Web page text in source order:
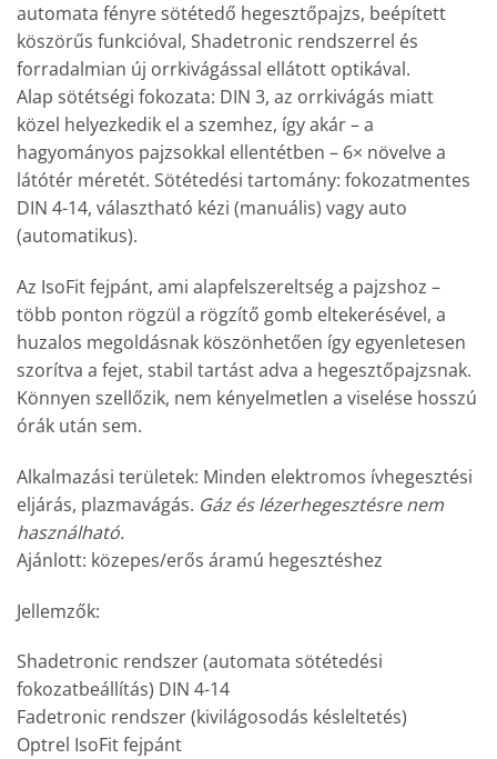
automata fényre sötétedő hegesztőpajzs, beépített
köszörűs funkcióval, Shadetronic rendszerrel és
forradalmian új orrkivágással ellátott optikával.
Alap sötétségi fokozata: DIN 3, az orrkivágás miatt
közel helyezkedik el a szemhez, így akár – a
hagyományos pajzsokkal ellentétben – 6× növelve a
látótér méretét. Sötétedési tartomány: fokozatmentes
DIN 4-14, választható kézi (manuális) vagy auto
(automatikus).
Az IsoFit fejpánt, ami alapfelszereltség a pajzshoz –
több ponton rögzül a rögzítő gomb eltekerésével, a
huzalos megoldásnak köszönhetően így egyenletesen
szorítva a fejet, stabil tartást adva a hegesztőpajzsnak.
Könnyen szellőzik, nem kényelmetlen a viselése hosszú
órák után sem.
Alkalmazási területek: Minden elektromos ívhegesztési
eljárás, plazmavágás. Gáz és lézerhegesztésre nem
használható.
Ajánlott: közepes/erős áramú hegesztéshez
Jellemzők:
Shadetronic rendszer (automata sötétedési
fokozatbeállítás) DIN 4-14
Fadetronic rendszer (kivilágosodás késleltetés)
Optrel IsoFit fejpánt